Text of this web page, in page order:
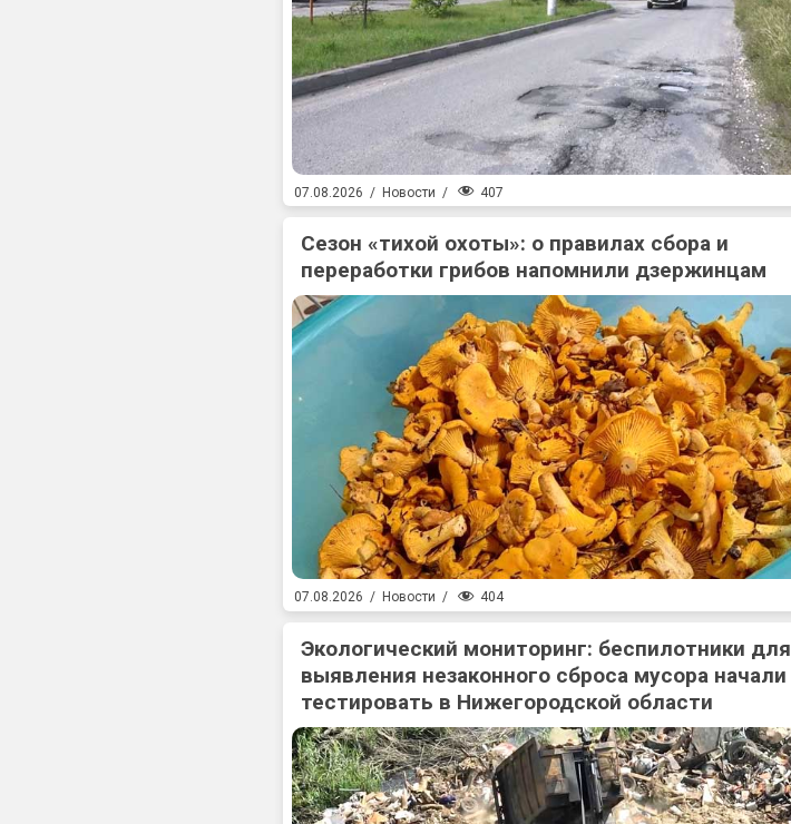
07.08.2026 / Новости / 407
Сезон «тихой охоты»: о правилах сбора и
переработки грибов напомнили дзержинцам
07.08.2026 / Новости / 404
Экологический мониторинг: беспилотники для
выявления незаконного сброса мусора начали
тестировать в Нижегородской области